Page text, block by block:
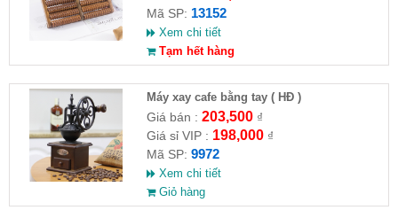
Mã SP: 13152
Xem chi tiết
Tạm hết hàng
Máy xay cafe bằng tay ( HĐ )
Giá bán : 203,500₫
Giá sỉ VIP : 198,000₫
Mã SP: 9972
Xem chi tiết
Giỏ hàng